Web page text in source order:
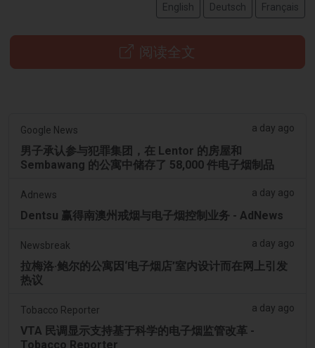
English Deutsch Français
阅读全文
Google News a day ago
男子承认参与犯罪集团，在 Lentor 的房屋和
Sembawang 的公寓中储存了 58,000 件电子烟制品
Adnews a day ago
Dentsu 赢得南澳州戒烟与电子烟控制业务 - AdNews
Newsbreak a day ago
拉梅洛·鲍尔的公寓因‘电子烟店’室内设计而在网上引发
热议
Tobacco Reporter a day ago
VTA 民调显示支持基于科学的电子烟监管改革 -
Tobacco Reporter